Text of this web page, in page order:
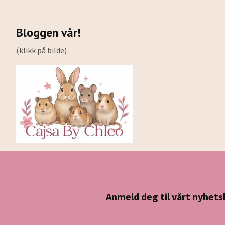
Bloggen vår!
(klikk på bilde)
Anmeld deg til vårt